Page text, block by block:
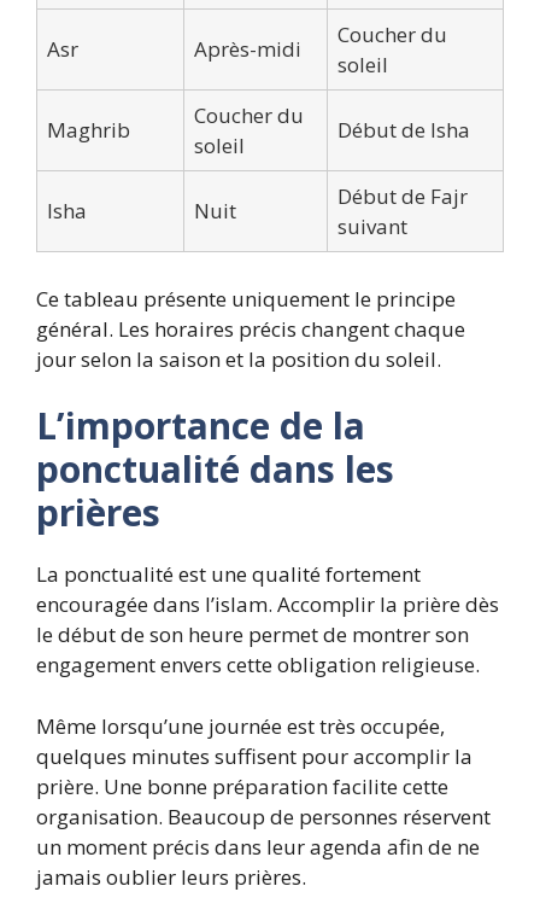
Asr Après-midi
Coucher du
soleil
Maghrib
Coucher du
soleil
Début de Isha
Isha Nuit
Début de Fajr
suivant
Ce tableau présente uniquement le principe
général. Les horaires précis changent chaque
jour selon la saison et la position du soleil.
L’importance de la
ponctualité dans les
prières
La ponctualité est une qualité fortement
encouragée dans l’islam. Accomplir la prière dès
le début de son heure permet de montrer son
engagement envers cette obligation religieuse.
Même lorsqu’une journéeest très occupée,
quelques minutes suffisent pour accomplir la
prière. Une bonne préparation facilite cette
organisation. Beaucoup de personnes réservent
un moment précis dans leur agenda afin de ne
jamais oublier leurs prières.